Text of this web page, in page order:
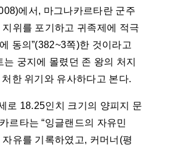
에서, 마그나카르타란 군주
지위를 포기하고 귀족제에 적극
동의”(382~3쪽)한 것이라고
는 궁지에 몰렸던 존 왕의 처지
한 위기와 유사하다고 본다.
로 18.25인치 크기의 양피지 문
르타는 “잉글랜드의 자유민
자유를 기록하였고, 커머너(평